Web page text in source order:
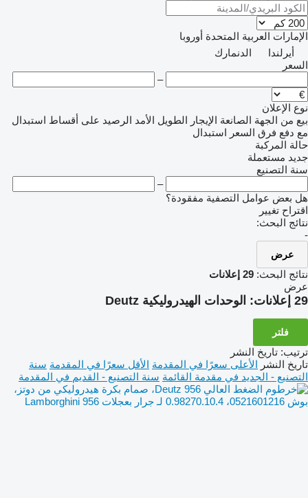
الإمارات العربية المتحدة أوروبا
أيرلندا
الدنمارك
السعر
–
نوع الإعلان
بيع من الجهة الصانعة الإيجار الطويل الأمد الرصيد على أقساط استبدال
مع دفع فرق السعر استبدال
حالة المركبة
جديد مستعملة
سنة التصنيع
–
هل بعض عوامل التصفية مفقودة؟
اقتراح تغيير
نتائج البحث:
-
عرض
نتائج البحث: 29 إعلانات
عرض
29 إعلانات: الوحدات الهيدروليكية Deutz
فلتر
ترتيب: تاريخ النشر
تاريخ النشر الأعلى سعرًا في المقدمة الأقل سعرًا في المقدمة سنة
التصنيع - الجديد في مقدمة القائمة سنة التصنيع - القديم في المقدمة